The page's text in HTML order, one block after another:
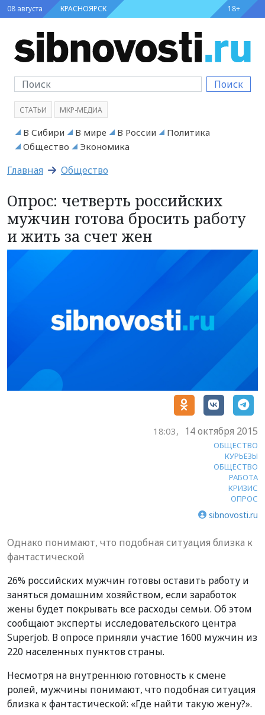
08 августа КРАСНОЯРСК 18+
Поиск
СТАТЬИ МКР-МЕДИА
В Сибири В мире В России
Политика
Общество
Экономика
Главная Общество
Опрос: четверть российских
мужчин готова бросить работу
и жить за счет жен
18:03, 14 октября 2015
ОБЩЕСТВО
КУРЬЕЗЫ
ОБЩЕСТВО
РАБОТА
КРИЗИС
ОПРОС
sibnovosti.ru
Однако понимают, что подобная ситуация близка к
фантастической
26% российских мужчин готовы оставить работу и
заняться домашним хозяйством, если заработок
жены будет покрывать все расходы семьи. Об этом
сообщают эксперты исследовательского центра
Superjob. В опросе приняли участие 1600 мужчин из
220 населенных пунктов страны.
Несмотря на внутреннюю готовность к смене
ролей, мужчины понимают, что подобная ситуация
близка к фантастической: «Где найти такую жену?».